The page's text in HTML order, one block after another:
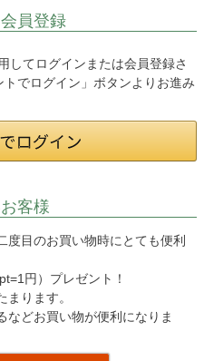
員登録
してログインまたは会員登録さ
でログイン」ボタンよりお進み
客様
目のお買い物時にとても便利
円）プレゼント！
ります。
などお買い物が便利になりま